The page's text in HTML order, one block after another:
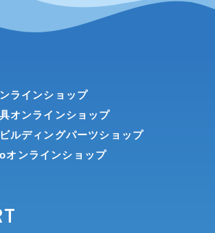
ラインショップ
オンラインショップ
ルディングパーツショップ
オンラインショップ